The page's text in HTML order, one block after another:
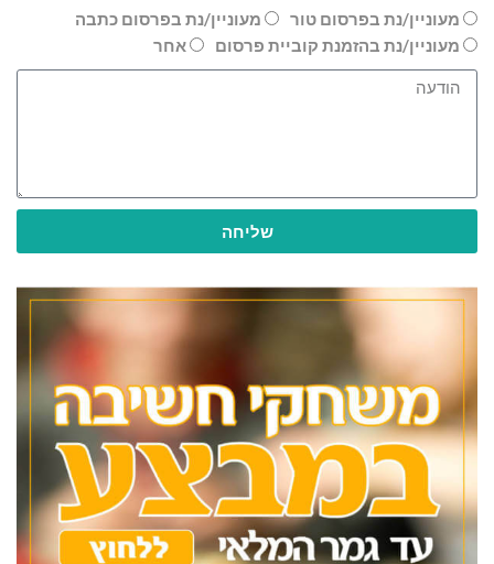
מעוניין/נת בפרסום טור
מעוניין/נת בפרסום כתבה
מעוניין/נת בהזמנת קוביית פרסום
אחר
שליחה